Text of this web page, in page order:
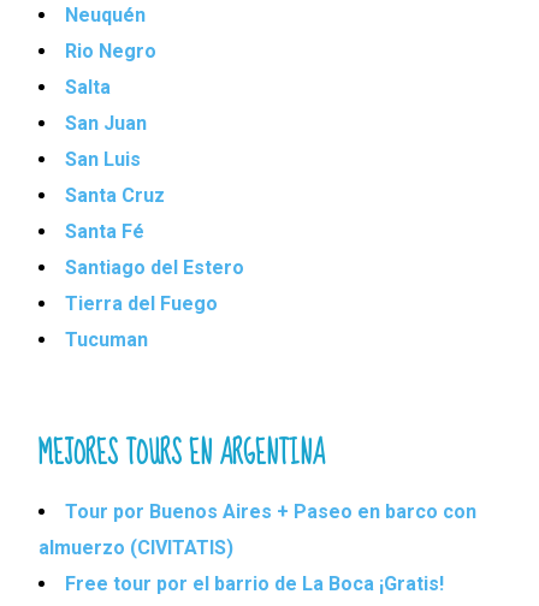
Neuquén
Rio Negro
Salta
San Juan
San Luis
Santa Cruz
Santa Fé
Santiago del Estero
Tierra del Fuego
Tucuman
MEJORES TOURS EN ARGENTINA
Tour por Buenos Aires + Paseo en barco con
almuerzo (CIVITATIS)
Free tour por el barrio de La Boca ¡Gratis!